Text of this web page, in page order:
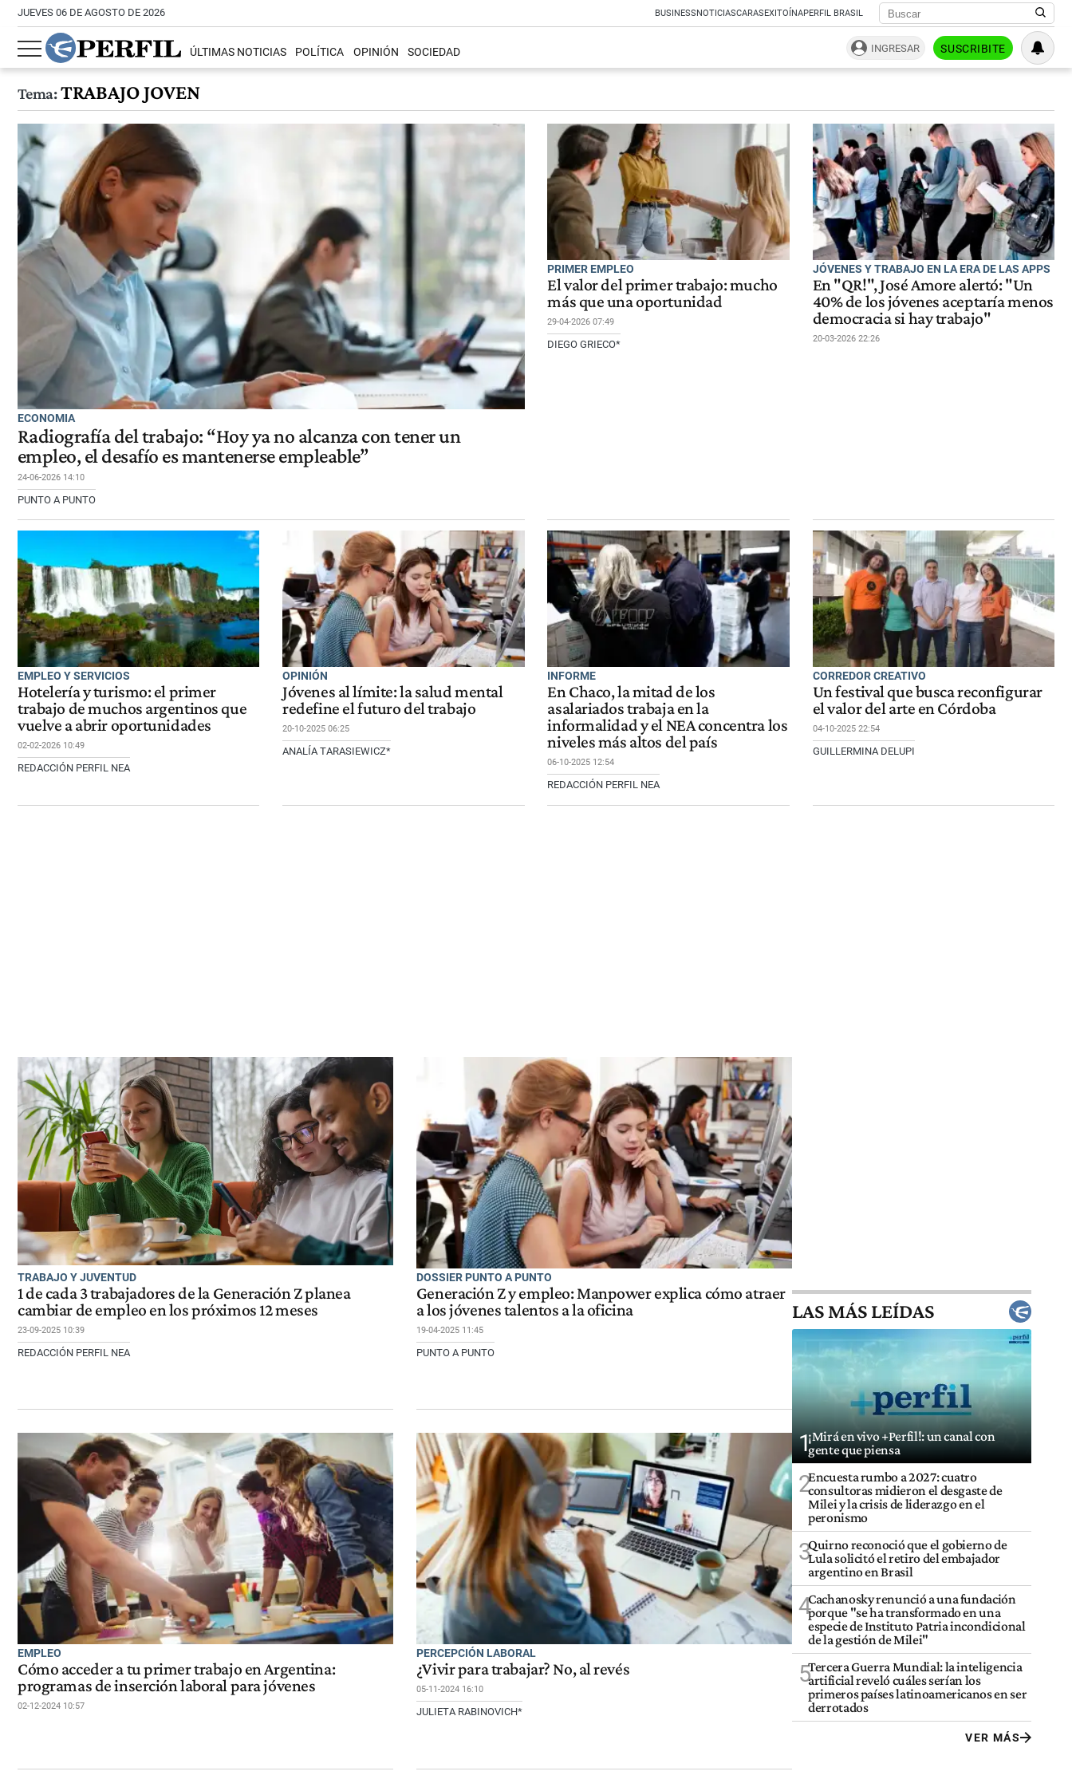
JUEVES 06 DE AGOSTO DE 2026 BUSINESSNOTICIASCARASEXITOÍNAPERFIL BRASIL
ÚLTIMAS NOTICIAS POLÍTICA OPINIÓN SOCIEDAD INGRESAR SUSCRIBITE
Tema:TRABAJO JOVEN
ECONOMIA
Radiografía del trabajo: “Hoy ya no alcanza con tener un
empleo, el desafío es mantenerse empleable”
24-06-2026 14:10
PUNTO A PUNTO
PRIMER EMPLEO
El valor del primer trabajo: mucho
más que una oportunidad
29-04-2026 07:49
DIEGO GRIECO*
JÓVENES Y TRABAJO EN LA ERA DE LAS APPS
En "QR!", José Amore alertó: "Un
40% de los jóvenes aceptaría menos
democracia si hay trabajo"
20-03-2026 22:26
EMPLEO Y SERVICIOS
Hotelería y turismo: el primer
trabajo de muchos argentinos que
vuelve a abrir oportunidades
02-02-2026 10:49
REDACCIÓN PERFIL NEA
OPINIÓN
Jóvenes al límite: la salud mental
redefine el futuro del trabajo
20-10-2025 06:25
ANALÍA TARASIEWICZ*
INFORME
En Chaco, la mitad de los
asalariados trabaja en la
informalidad y el NEA concentra los
niveles más altos del país
06-10-2025 12:54
REDACCIÓN PERFIL NEA
CORREDOR CREATIVO
Un festival que busca reconfigurar
el valor del arte en Córdoba
04-10-2025 22:54
GUILLERMINA DELUPI
TRABAJO Y JUVENTUD
1 de cada 3 trabajadores de la Generación Z planea
cambiar de empleo en los próximos 12 meses
23-09-2025 10:39
REDACCIÓN PERFIL NEA
DOSSIER PUNTO A PUNTO
Generación Z y empleo: Manpower explica cómo atraer
a los jóvenes talentos a la oficina
19-04-2025 11:45
PUNTO A PUNTO
EMPLEO
Cómo acceder a tu primer trabajo en Argentina:
programas de inserción laboral para jóvenes
02-12-2024 10:57
PERCEPCIÓN LABORAL
¿Vivir para trabajar? No, al revés
05-11-2024 16:10
JULIETA RABINOVICH*
LAS MÁS LEÍDAS
1¡Mirá en vivo +Perfil!: un canal con
gente que piensa
2Encuesta rumbo a 2027: cuatro
consultoras midieron el desgaste de
Milei y la crisis de liderazgo en el
peronismo
3Quirno reconoció que el gobierno de
Lula solicitó el retiro del embajador
argentino en Brasil
4Cachanosky renunció a una fundación
porque "se ha transformado en una
especie de Instituto Patria incondicional
de la gestión de Milei"
5Tercera Guerra Mundial: la inteligencia
artificial reveló cuáles serían los
primeros países latinoamericanos en ser
derrotados
VER MÁS